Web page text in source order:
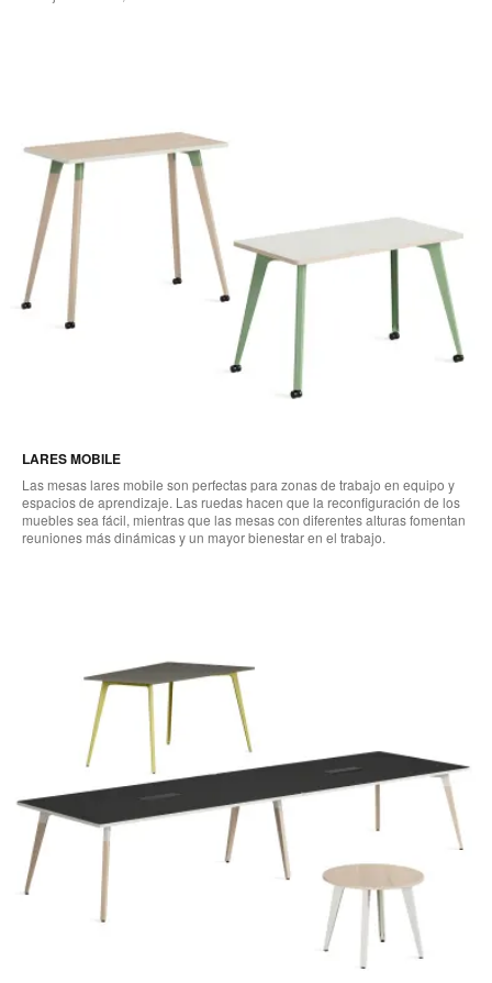
LARES MOBILE
Las mesas lares mobile son perfectas para zonas de trabajo en equipo y
espacios de aprendizaje. Las ruedas hacen que la reconfiguración de los
muebles sea fácil, mientras que las mesas con diferentes alturas fomentan
reuniones más dinámicas y un mayor bienestar en el trabajo.